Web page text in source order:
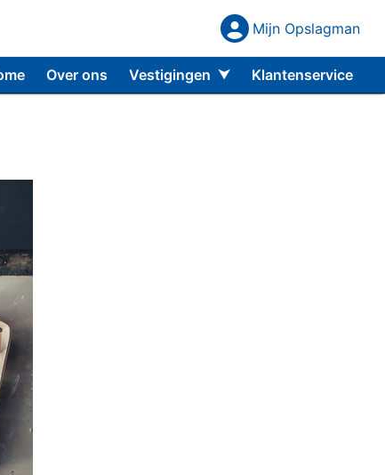
Mijn Opslagman
Mijn
Over ons Vestigingen Klantenservice